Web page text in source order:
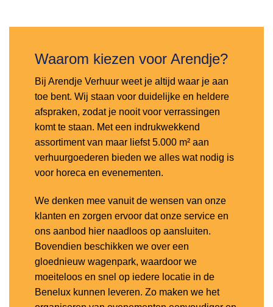
Waarom kiezen voor Arendje?
Bij Arendje Verhuur weet je altijd waar je aan
toe bent. Wij staan voor duidelijke en heldere
afspraken, zodat je nooit voor verrassingen
komt te staan. Met een indrukwekkend
assortiment van maar liefst 5.000 m² aan
verhuurgoederen bieden we alles wat nodig is
voor horeca en evenementen.
We denken mee vanuit de wensen van onze
klanten en zorgen ervoor dat onze service en
ons aanbod hier naadloos op aansluiten.
Bovendien beschikken we over een
gloednieuw wagenpark, waardoor we
moeiteloos en snel op iedere locatie in de
Benelux kunnen leveren. Zo maken we het